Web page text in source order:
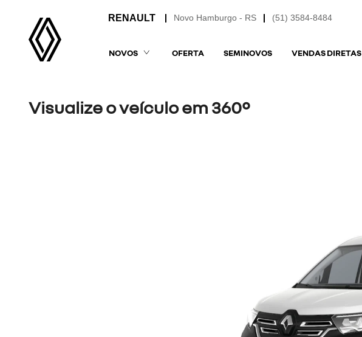
(51) 3584-8484
Novo Hamburgo - RS
NOVOS OFERTA SEMINOVOS VENDAS DIRETAS
Visualize o veículo em 360°